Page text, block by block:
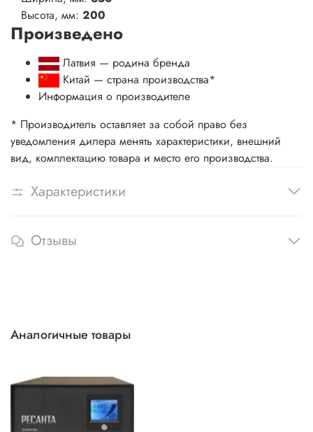
Высота, мм: 200
Произведено
Латвия — родина бренда
Китай — страна производства*
Информация о производителе
* Производитель оставляет за собой право без
уведомления дилера менять характеристики, внешний
вид, комплектацию товара и место его производства.
Характеристики
Отзывы
Аналогичные товары